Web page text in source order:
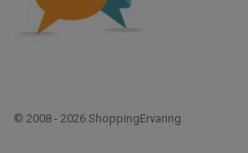
© 2008 - 2026 ShoppingErvaring